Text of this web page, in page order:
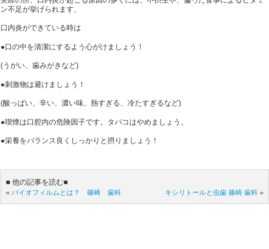
ン不足が挙げられます、
口内炎ができている時は
●口の中を清潔にするよう心がけましょう！
(うがい、歯みがきなど)
●刺激物は避けましょう！
(酸っぱい、辛い、濃い味、熱すぎる、冷たすぎるなど)
●喫煙は口腔内の危険因子です。タバコはやめましょう。
●栄養をバランス良くしっかりと摂りましょう！
■ 他の記事を読む■
« バイオフィルムとは？ 篠崎 歯科 キシリトールと虫歯 篠崎 歯科 »